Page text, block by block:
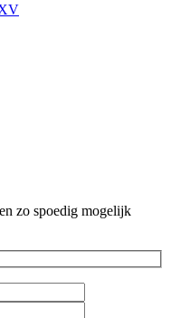
zo spoedig mogelijk